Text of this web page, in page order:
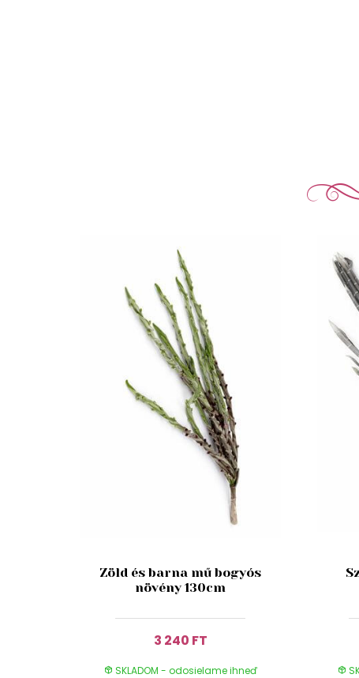
Zöld és barna mű bogyós
növény 130cm
3 240 FT
SKLADOM - odosielame ihneď